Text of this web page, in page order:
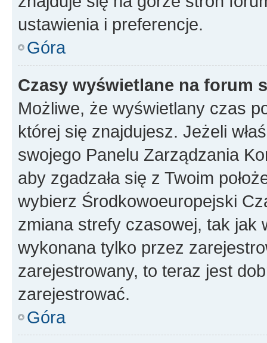
ustawienia i preferencje.
Góra
Czasy wyświetlane na forum
Możliwe, że wyświetlany czas
której się znajdujesz. Jeżeli
swojego Panelu Zarządzania
aby zgadzała się z Twoim
wybierz Środkowoeuropejski
zmiana strefy czasowej, tak jak
wykonana tylko przez
zarejestrowany, to teraz jest
zarejestrować.
Góra